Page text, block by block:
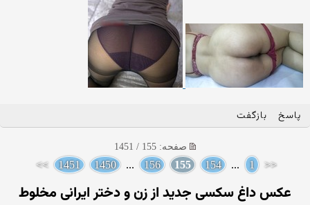
پاسخ بازگفت
صفحه: 155 / 1451
<<
1
...
154
155
156
...
1450
1451
>>
عکس داغ سکسی جدید از زن و دختر ایرانی مخلوط